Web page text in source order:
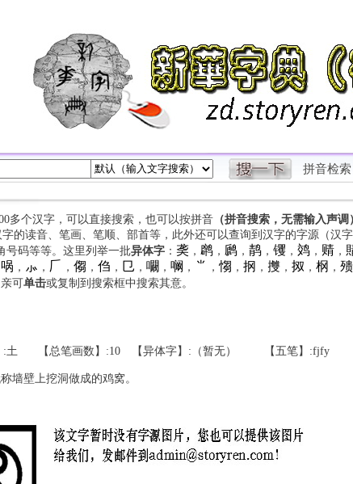
拼音检索
多个汉字，可以直接搜索，也可以按拼音（拼音搜索，无需输入声调）
的读音、笔画、笔顺、部首等，此外还可以查询到汉字的字源（汉
号码等等。这里列举一批异体字： 䶮 ， 䴙， 䴘， 䴖， 䦆， 䴔， 䞍，
㖞 ， ⺗ ， 𠂆 ， 㑳 ， 㑇 ， 㔾 ， 㘚 ， 㘎 ， ⺌ ， 㥮 ， 㧏 ， 㩳， 㧐 ， 㭎 ， 㱮
可单击或复制到搜索框中搜索其意。
:土 【总笔画数】:10 【异体字】:（暂无） 【五笔】:fjfy
墙壁上挖洞做成的鸡窝。